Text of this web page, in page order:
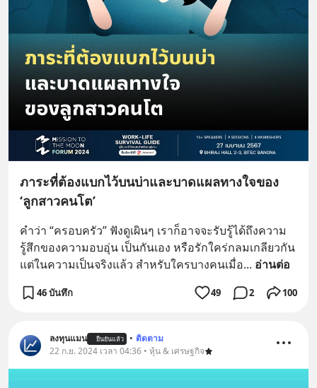
ภาระที่ต้องแบกไว้บนบ่าและบาดแผลทางใจของ
‘ลูกสาวคนโต’
คำว่า “ครอบครัว” ฟังดูเผินๆ เราก็อาจจะรับรู้ได้ถึงความ
รู้สึกของความอบอุ่น เป็นกันเอง หรือรักใคร่กลมเกลียวกัน
แต่ในความเป็นจริงแล้ว สำหรับใครบางคนเมื่อ... อ่านต่อ
46 บันทึก 49 2 100
ลงทุนแมน ยืนยันแล้ว • ติดตาม
22 ก.ย. 2024 เวลา 04:36 • หุ้น & เศรษฐกิจ